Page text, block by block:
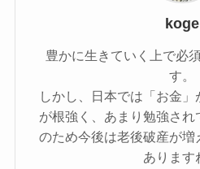
koge
豊かに生きていく上で必
す。
しかし、日本では「お金
が根強く、あまり勉強さ
のため今後は老後破産が増
あります